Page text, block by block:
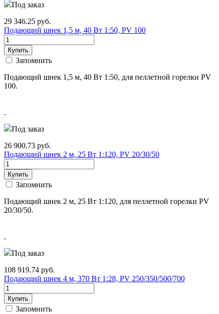
Под заказ
29 346.25 руб.
Подающий шнек 1,5 м, 40 Вт 1:50, PV 100
Купить
Запомнить
Подающий шнек 1,5 м, 40 Вт 1:50, для пеллетной горелки PV
100.
Под заказ
26 900.73 руб.
Подающий шнек 2 м, 25 Вт 1:120, PV 20/30/50
Купить
Запомнить
Подающий шнек 2 м, 25 Вт 1:120, для пеллетной горелки PV
20/30/50.
Под заказ
108 919.74 руб.
Подающий шнек 4 м, 370 Вт 1:28, PV 250/350/500/700
Купить
Запомнить